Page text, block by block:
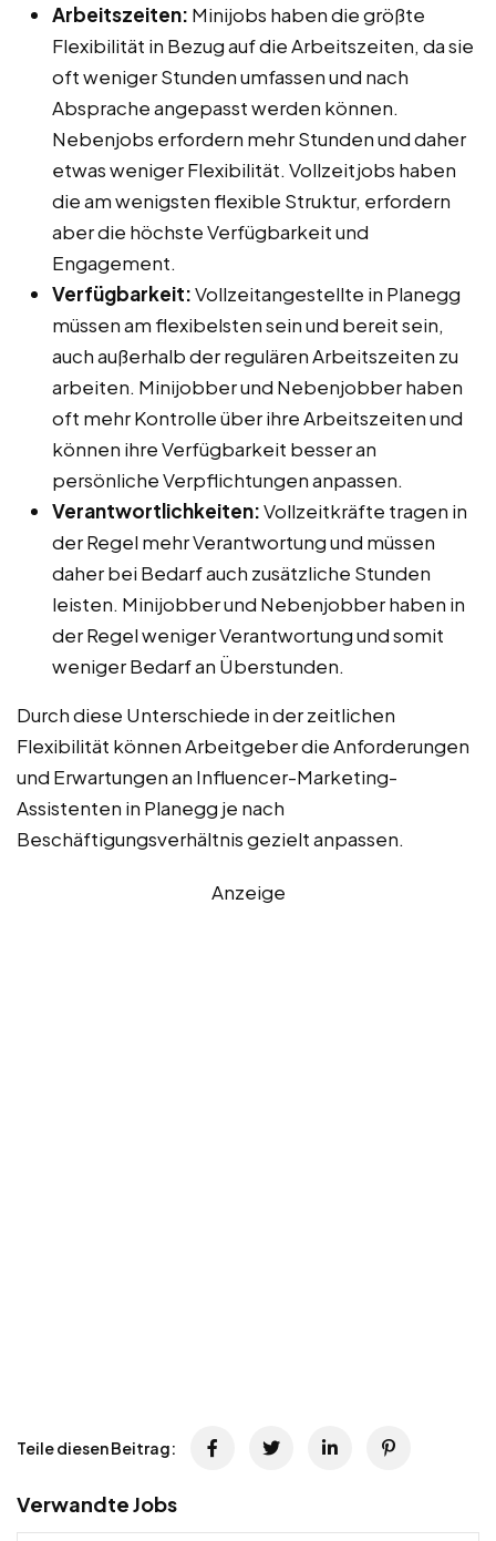
Arbeitszeiten: Minijobs haben die größte
Flexibilität in Bezug auf die Arbeitszeiten, da sie
oft weniger Stunden umfassen und nach
Absprache angepasst werden können.
Nebenjobs erfordern mehr Stunden und daher
etwas weniger Flexibilität. Vollzeitjobs haben
die am wenigsten flexible Struktur, erfordern
aber die höchste Verfügbarkeit und
Engagement.
Verfügbarkeit:Vollzeitangestellte in Planegg
müssen am flexibelsten sein und bereit sein,
auch außerhalb der regulären Arbeitszeiten zu
arbeiten. Minijobber und Nebenjobber haben
oft mehr Kontrolle über ihre Arbeitszeiten und
können ihre Verfügbarkeit besser an
persönliche Verpflichtungen anpassen.
Verantwortlichkeiten:Vollzeitkräfte tragen in
der Regel mehr Verantwortung und müssen
daher bei Bedarf auch zusätzliche Stunden
leisten. Minijobber und Nebenjobber haben in
der Regel weniger Verantwortung und somit
weniger Bedarf an Überstunden.
Durch diese Unterschiede in der zeitlichen
Flexibilität können Arbeitgeber die Anforderungen
und Erwartungen an Influencer-Marketing-
Assistenten in Planegg je nach
Beschäftigungsverhältnis gezielt anpassen.
Anzeige
Teile diesen Beitrag:
Verwandte Jobs